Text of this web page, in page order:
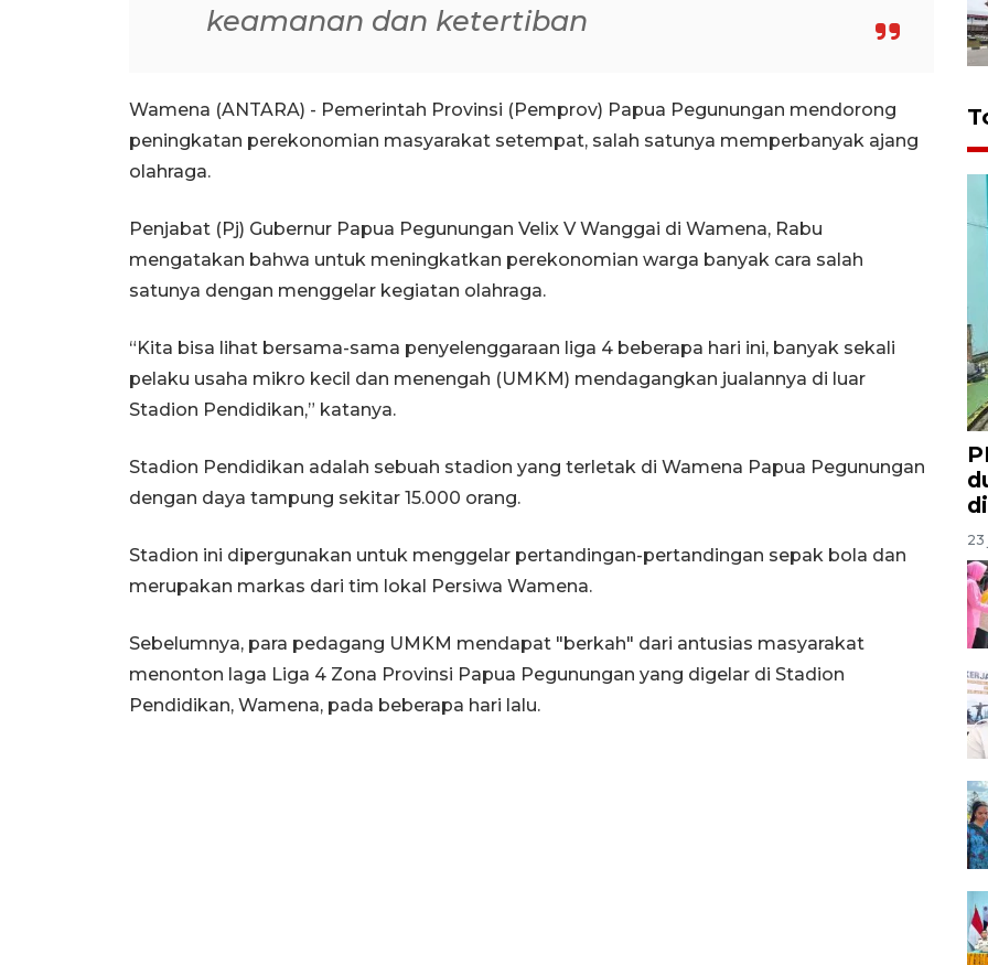
keamanan dan ketertiban
Wamena (ANTARA) - Pemerintah Provinsi (Pemprov) Papua Pegunungan mendorong
peningkatan perekonomian masyarakat setempat, salah satunya memperbanyak ajang
olahraga.
Penjabat (Pj) Gubernur Papua Pegunungan Velix V Wanggai di Wamena, Rabu
mengatakan bahwa untuk meningkatkan perekonomian warga banyak cara salah
satunya dengan menggelar kegiatan olahraga.
“Kita bisa lihat bersama-sama penyelenggaraan liga 4 beberapa hari ini, banyak sekali
pelaku usaha mikro kecil dan menengah (UMKM) mendagangkan jualannya di luar
Stadion Pendidikan,” katanya.
Stadion Pendidikan adalah sebuah stadion yang terletak di Wamena Papua Pegunungan
dengan daya tampung sekitar 15.000 orang.
Stadion ini dipergunakan untuk menggelar pertandingan-pertandingan sepak bola dan
merupakan markas dari tim lokal Persiwa Wamena.
Sebelumnya, para pedagang UMKM mendapat "berkah" dari antusias masyarakat
menonton laga Liga 4 Zona Provinsi Papua Pegunungan yang digelar di Stadion
Pendidikan, Wamena, pada beberapa hari lalu.
23